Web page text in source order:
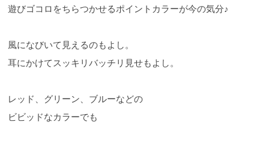
遊びゴコロをちらつかせるポイントカラーが今の気分♪
風になびいて見えるのもよし。
耳にかけてスッキリバッチリ見せもよし。
レッド、グリーン、ブルーなどの
ビビッドなカラーでも